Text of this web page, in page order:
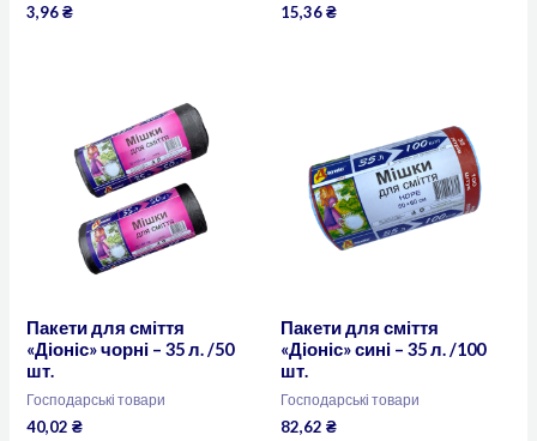
3,96₴ 15,36₴
Пакети для сміття
«Діоніс» чорні – 35 л. /50
шт.
Господарські товари
40,02₴
Пакети для сміття
«Діоніс» сині – 35 л. /100
шт.
Господарські товари
82,62 ₴